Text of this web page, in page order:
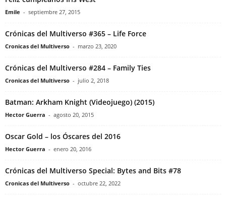
Emile - septiembre 27, 2015
Crónicas del Multiverso #365 – Life Force
Cronicas del Multiverso - marzo 23, 2020
Crónicas del Multiverso #284 – Family Ties
Cronicas del Multiverso - julio 2, 2018
Batman: Arkham Knight (Videojuego) (2015)
Hector Guerra - agosto 20, 2015
Oscar Gold – los Óscares del 2016
Hector Guerra - enero 20, 2016
Crónicas del Multiverso Special: Bytes and Bits #78
Cronicas del Multiverso - octubre 22, 2022